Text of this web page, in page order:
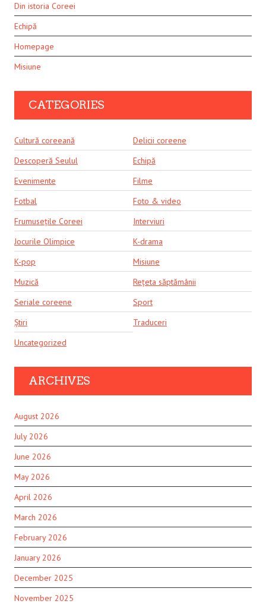
Din istoria Coreei
Echipă
Homepage
Misiune
CATEGORIES
Cultură coreeană
Delicii coreene
Descoperă Seulul
Echipă
Evenimente
Filme
Fotbal
Foto & video
Frumusețile Coreei
Interviuri
Jocurile Olimpice
K-drama
K-pop
Misiune
Muzică
Rețeta săptămânii
Seriale coreene
Sport
Știri
Traduceri
Uncategorized
ARCHIVES
August 2026
July 2026
June 2026
May 2026
April 2026
March 2026
February 2026
January 2026
December 2025
November 2025